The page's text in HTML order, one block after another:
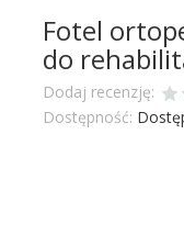
Fotel
do
Dodaj recenzję:
Dostępność: